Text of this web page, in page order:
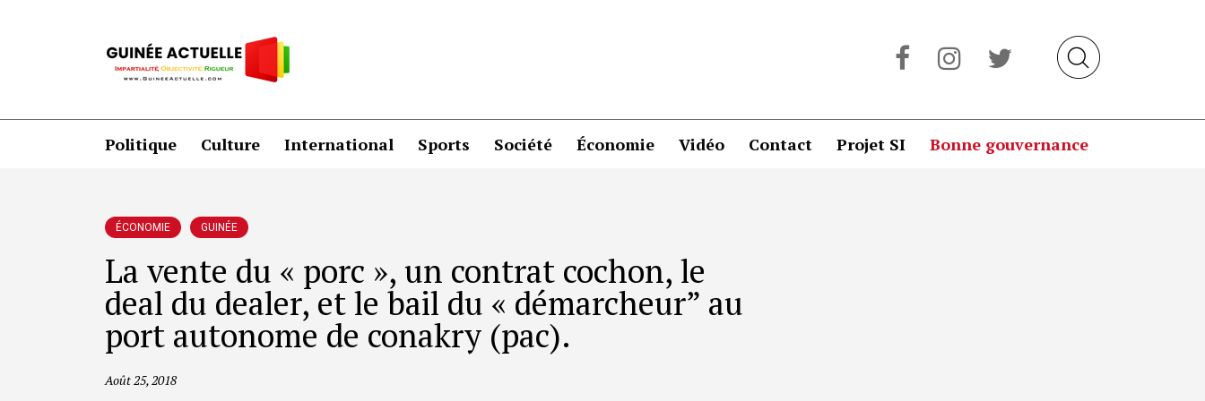
Politique Culture International Sports Société Économie Vidéo Contact Projet SI Bonne gouvernance
ÉCONOMIE GUINÉE
La vente du « porc », un contrat cochon, le
deal du dealer, et le bail du « démarcheur” au
port autonome de conakry (pac).
Août 25, 2018